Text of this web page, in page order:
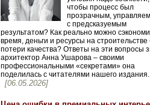
чтобы процесс был
прозрачным,
с предсказуемым
результатом? Как реально можно
время, деньги и ресурсы на строительстве
потери качества? Ответы на эти вопросы
архитектор Анна Ушарова – своими
профессиональными «секретами» она
поделилась с читателями нашего издания.
[06.05.2026]